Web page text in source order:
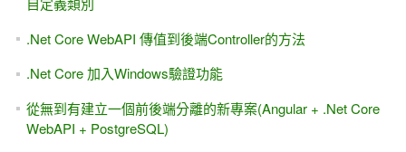
.Net Core WebAPI 傳值到後端Controller的方法
.Net Core 加入Windows驗證功能
從無到有建立一個前後端分離的新專案(Angular + .Net Core
WebAPI + PostgreSQL)